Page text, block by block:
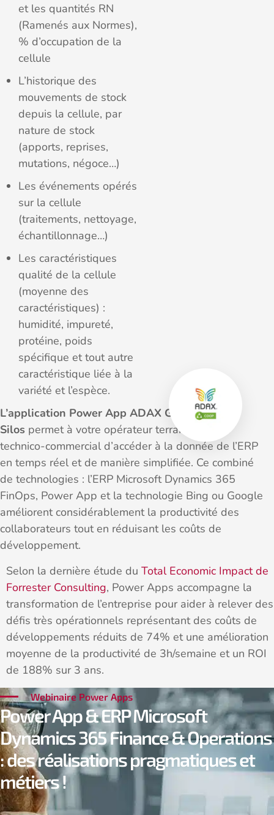
et les quantités RN
(Ramenés aux Normes),
% d’occupation de la
cellule
L’historique des
mouvements de stock
depuis la cellule, par
nature de stock
(apports, reprises,
mutations, négoce…)
Les événements opérés
sur la cellule
(traitements, nettoyage,
échantillonnage…)
Les caractéristiques
qualité de la cellule
(moyenne des
caractéristiques) :
humidité, impureté,
protéine, poids
spécifique et tout autre
caractéristique liée à la
variété et l’espèce.
L’application Power App ADAX Gestion des
Silos permet à votre opérateur terrain ou votre
technico-commercial d’accéder à la donnée de l’ERP
en temps réel et de manière simplifiée. Ce combiné
de technologies : l’ERP Microsoft Dynamics 365
FinOps, Power App et la technologie Bing ou Google
améliorent considérablement la productivité des
collaborateurs tout en réduisant les coûts de
développement.
Selon la dernière étude du Total Economic Impact de
Forrester Consulting, Power Apps accompagne la
transformation de l’entreprise pour aider à relever des
défis très opérationnels représentant des coûts de
développements réduits de 74% et une amélioration
moyenne de la productivité de 3h/semaine et un ROI
de 188% sur 3 ans.
Webinaire Power Apps
Power App & ERP Microsoft
Dynamics 365 Finance & Operations
: des réalisations pragmatiques et
métiers !